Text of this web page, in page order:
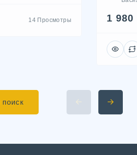
14 Просмотры 1 980